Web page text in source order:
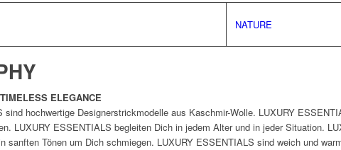
NATURE
ELEGANCE
sind hochwertige Designerstrickmodelle aus Kaschmir-Wolle. LUXURY
LUXURY ESSENTIALS begleiten Dich in jedem Alter und in jeder Situation.
sanften Tönen um Dich schmiegen. LUXURY ESSENTIALS sind weich und